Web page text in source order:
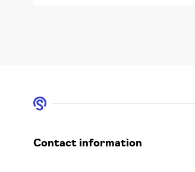
Contact information